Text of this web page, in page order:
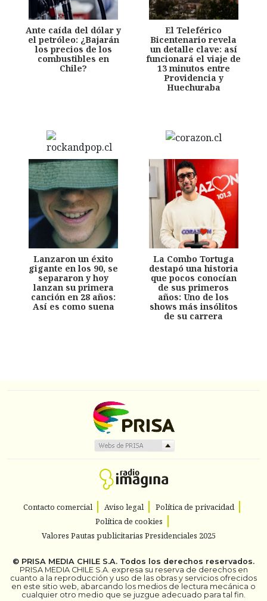
Ante caída del dólar y
el petróleo: ¿Bajarán
los precios de los
combustibles en
Chile?
El Teleférico
Bicentenario revela
un detalle clave: así
funcionará el viaje de
13 minutos entre
Providencia y
Huechuraba
Lanzaron un éxito
gigante en los 90, se
separaron y hoy
lanzan su primera
canción en 28 años:
Así es como suena
La Combo Tortuga
destapó una historia
que pocos conocían
de sus primeros
años: Uno de los
shows más insólitos
de su carrera
Contacto comercial Aviso legal
Política de privacidad
Política de cookies
Valores Pautas publicitarias Presidenciales 2025
© PRISA MEDIA CHILE S.A. Todos los derechos reservados.
PRISA MEDIA CHILE S.A. expresa su reserva de derechos en
cuanto a la reproducción y uso de las obras y servicios ofrecidos
en este sitio web, abarcando los medios de lectura mecánica o
cualquier otro medio que se juzgue adecuado para tal fin.